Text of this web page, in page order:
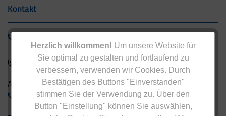
Herzlich willkommen! Um unsere Website für
Sie optimal zu gestalten und fortlaufend zu
verbessern, verwenden wir Cookies. Durch
Bestätigen des Buttons "Einverstanden"
stimmen Sie der Verwendung zu. Über den
Button "Einstellung" können Sie auswählen,
Kontakt
(gebührenfrei aus Deutschland)
Ausland:
+49 - 5042 940 660